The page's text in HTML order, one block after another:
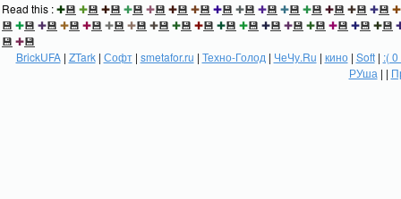
Read this :✚💾 ✚💾 ✚💾 ✚💾 ✚💾 ✚💾 ✚💾 ✚💾 ✚💾 ✚💾 ✚💾 ✚💾 ✚💾 ✚💾 ✚💾 ✚
💾 ✚💾 ✚💾 ✚💾 ✚💾 ✚💾 ✚💾 ✚💾 ✚💾 ✚💾 ✚💾 ✚💾 ✚💾 ✚💾 ✚💾 ✚💾 ✚💾 ✚💾
💾 ✚💾
BrickUFA| ZTark| Софт| smetafor.ru | Техно-Голод | ЧеЧу.Ru | кино| Soft| :(
РУша | |